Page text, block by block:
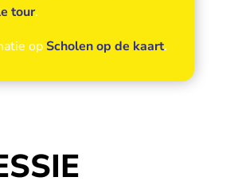
tour.
op Scholen op de kaart.